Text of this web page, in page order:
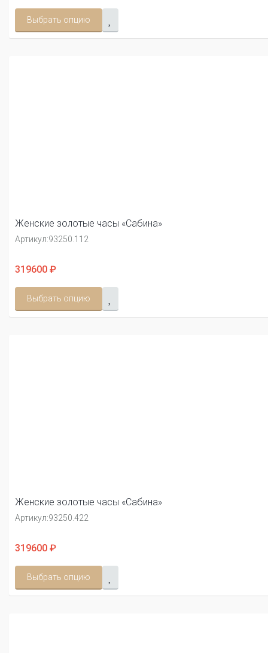
Выбрать опцию
Женские золотые часы «Сабина»
Артикул:93250.112
319600 ₽
Выбрать опцию
Женские золотые часы «Сабина»
Артикул:93250.422
319600 ₽
Выбрать опцию